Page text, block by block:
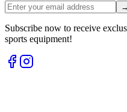
→
Subscribe now to receive
sports equipment!